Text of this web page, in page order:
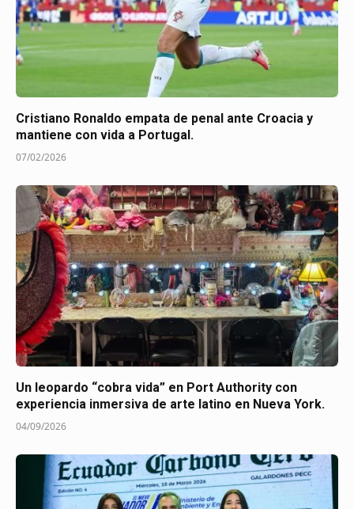
Cristiano Ronaldo empata de penal ante Croacia y
mantiene con vida a Portugal.
07/02/2026
Un leopardo “cobra vida” en Port Authority con
experiencia inmersiva de arte latino en Nueva York.
04/09/2026